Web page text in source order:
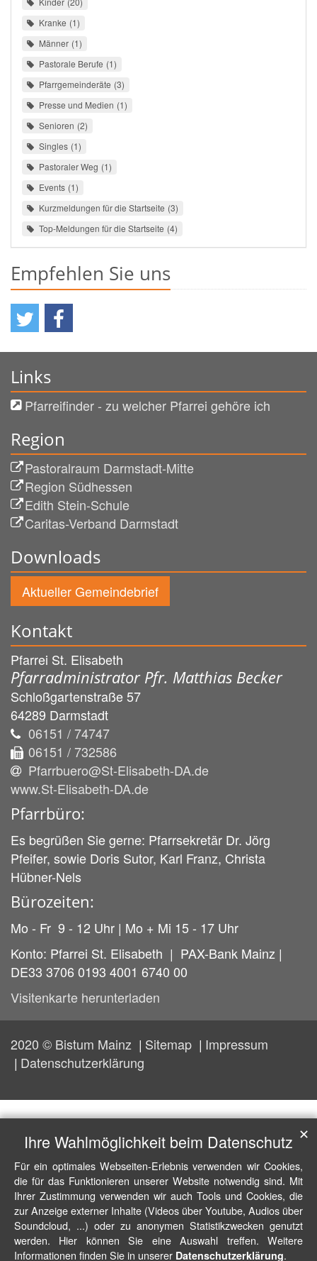
Kranke 1
Männer 1
Pastorale Berufe 1
Pfarrgemeinderäte 3
Presse und Medien 1
Senioren 2
Singles 1
Pastoraler Weg 1
Events 1
Kurzmeldungen für die Startseite 3
Top-Meldungen für die Startseite 4
Empfehlen Sie uns
Links
Pfarreifinder - zu welcher Pfarrei gehöre ich
Region
Pastoralraum Darmstadt-Mitte
Region Südhessen
Edith Stein-Schule
Caritas-Verband Darmstadt
Downloads
Aktueller Gemeindebrief
Kontakt
Pfarrei St. Elisabeth
Pfarradministrator Pfr. Matthias Becker
Schloßgartenstraße 57
64289 Darmstadt
06151 / 74747
06151 / 732586
Pfarrbuero@St-Elisabeth-DA.de
www.St-Elisabeth-DA.de
Pfarrbüro:
Es begrüßen Sie gerne: Pfarrsekretär Dr. Jörg
Pfeifer, sowie Doris Sutor, Karl Franz, Christa
Hübner-Nels
Bürozeiten:
Mo - Fr 9 - 12 Uhr | Mo + Mi 15 - 17 Uhr
Konto: Pfarrei St. Elisabeth | PAX-Bank Mainz |
DE33 3706 0193 4001 6740 00
Visitenkarte herunterladen
2020 © Bistum Mainz Sitemap
Impressum
Datenschutzerklärung
Ihre Wahlmöglichkeit beim Datenschutz
Für ein optimales Webseiten-Erlebnis verwenden wir Cookies,
die für das Funktionieren unserer Website notwendig sind. Mit
Ihrer Zustimmung verwenden wir auch Tools und Cookies, die
zur Anzeige externer Inhalte (Videos über Youtube, Audios über
Soundcloud, ...) oder zu anonymen Statistikzwecken genutzt
werden. Hier können Sie eine Auswahl treffen. Weitere
Informationen finden Sie in unserer Datenschutzerklärung.
✕